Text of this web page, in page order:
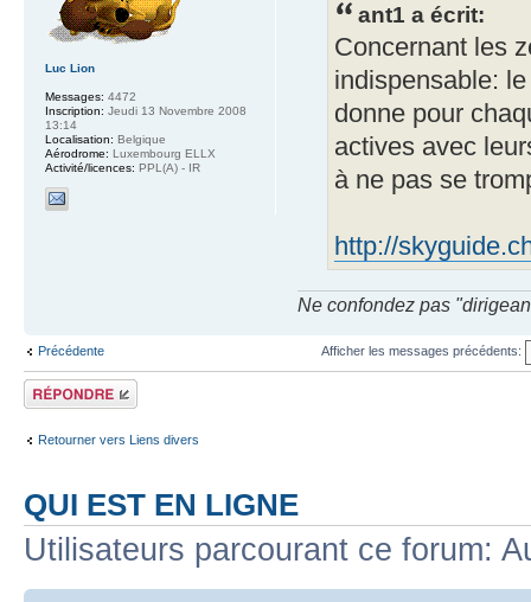
ant1 a écrit:
Concernant les
indispensable:
donne pour
actives avec
à ne pas se
http://
Ne confondez pas
Luc Lion
Messages: 4472
Inscription: Jeudi 13 Novembre 2008
13:14
Localisation: Belgique
Aérodrome: Luxembourg ELLX
Activité/licences: PPL(A) - IR
Précédente Afficher les messages précédents:
Répondre
Retourner vers Liens divers
QUI EST EN LIGNE
Utilisateurs parcourant ce forum: